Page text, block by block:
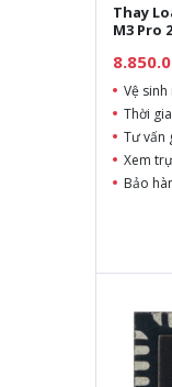
Thay
M3 Pro
Vệ
Thời
Tư vấn
Xem
Bảo